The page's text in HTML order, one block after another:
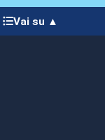
Vai su ▲